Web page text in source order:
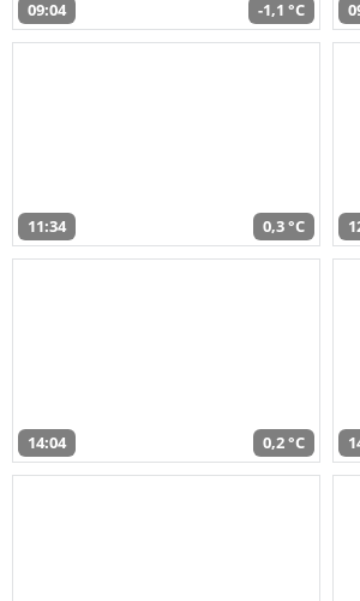
09:04 -1,1 °C
11:34 0,3 °C
14:04 0,2 °C